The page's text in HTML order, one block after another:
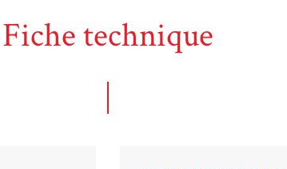
Fiche technique